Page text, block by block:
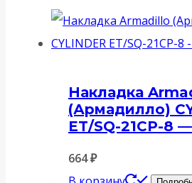
Накладка
(Армадилло)
ET/SQ-21CP-8
664₽